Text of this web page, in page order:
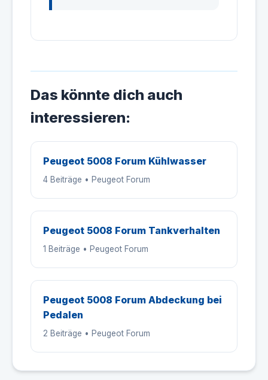
Das könnte dich auch
interessieren:
Peugeot 5008 Forum Kühlwasser
4 Beiträge • Peugeot Forum
Peugeot 5008 Forum Tankverhalten
1 Beiträge • Peugeot Forum
Peugeot 5008 Forum Abdeckung bei
Pedalen
2 Beiträge • Peugeot Forum